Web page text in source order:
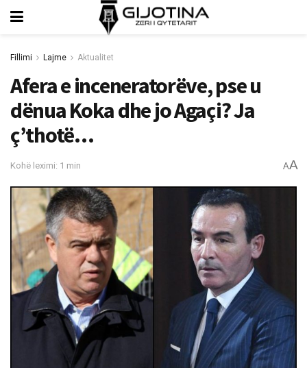
Fillimi Lajme Aktualitet
Afera e inceneratorëve, pse u
dënua Koka dhe jo Agaçi? Ja
ç’thotë…
Kohë leximi: 1 min AA